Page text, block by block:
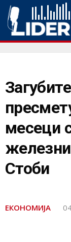
месеци
Стоби
ЕКОНОМИЈА